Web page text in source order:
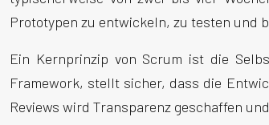
Prototypen zu entwickeln, zu testen und
Ein Kernprinzip von Scrum ist die
Framework, stellt sicher, dass die
Reviews wird Transparenz geschaffen